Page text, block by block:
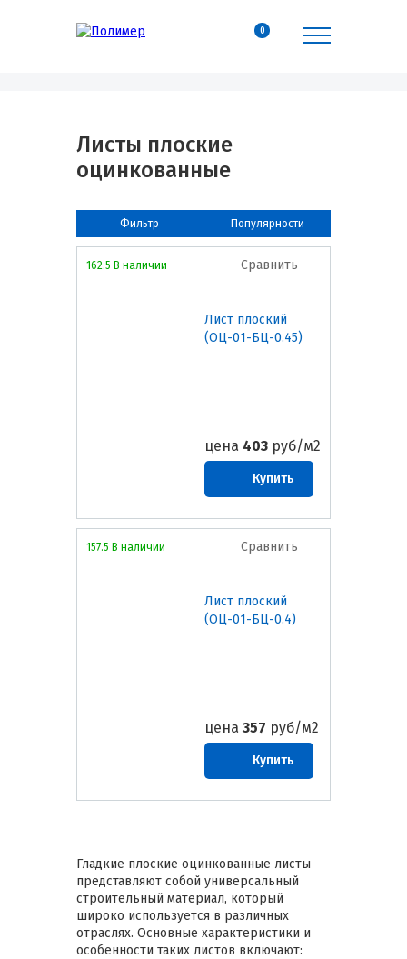
0
Листы плоские
оцинкованные
Популярности
Фильтр
Сравнить
Лист плоский
(ОЦ-01-БЦ-0.45)
цена 403 руб/м2
Купить
162.5 В наличии
Сравнить
Лист плоский
(ОЦ-01-БЦ-0.4)
цена 357 руб/м2
Купить
157.5 В наличии
Гладкие плоские оцинкованные листы
представляют собой универсальный
строительный материал, который
широко используется в различных
отраслях. Основные характеристики и
особенности таких листов включают: